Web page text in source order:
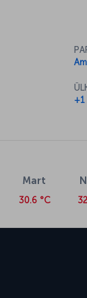
+1
Mart
30.6 °C